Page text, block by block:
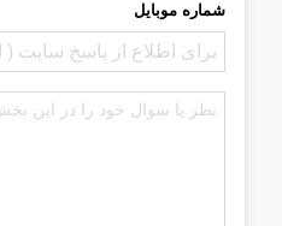
شماره موبایل